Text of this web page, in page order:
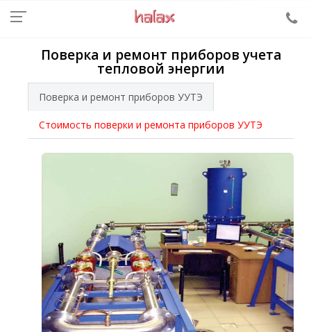
Поверка и ремонт приборов учета
тепловой энергии
Поверка и ремонт приборов УУТЭ
Стоимость поверки и ремонта приборов УУТЭ